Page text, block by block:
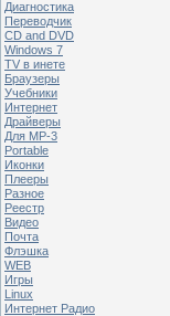
Диагностика
Переводчик
CD and DVD
Windows 7
TV в инете
Браузеры
Учебники
Интернет
Драйверы
Для MP-3
Portable
Иконки
Плееры
Разное
Реестр
Видео
Почта
Флэшка
WEB
Игры
Linux
Интернет Радио